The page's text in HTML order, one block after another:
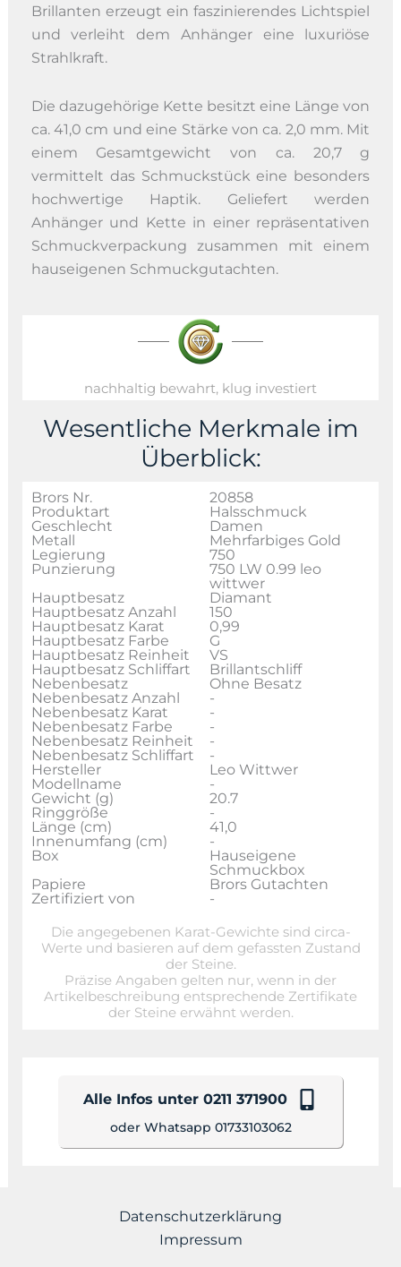
Brillanten erzeugt ein faszinierendes Lichtspiel
und verleiht dem Anhänger eine luxuriöse
Strahlkraft.
Die dazugehörige Kette besitzt eine Länge von
ca. 41,0 cm und eine Stärke von ca. 2,0 mm. Mit
einem Gesamtgewicht von ca. 20,7 g
vermittelt das Schmuckstück eine besonders
hochwertige Haptik. Geliefert werden
Anhänger und Kette in einer repräsentativen
Schmuckverpackung zusammen mit einem
hauseigenen Schmuckgutachten.
nachhaltig bewahrt, klug investiert
Wesentliche Merkmale im
Überblick:
Brors Nr.
20858
Produktart
Halsschmuck
Geschlecht
Damen
Metall
Mehrfarbiges Gold
Legierung
750
Punzierung
750 LW 0.99 leo
wittwer
Hauptbesatz
Diamant
Hauptbesatz Anzahl
150
Hauptbesatz Karat
0,99
Hauptbesatz Farbe
G
Hauptbesatz Reinheit
VS
Hauptbesatz Schliffart
Brillantschliff
Nebenbesatz
Ohne Besatz
Nebenbesatz Anzahl
-
Nebenbesatz Karat
-
Nebenbesatz Farbe
-
Nebenbesatz Reinheit
-
Nebenbesatz Schliffart
-
Hersteller
Leo Wittwer
Modellname
-
Gewicht (g)
20.7
Ringgröße
-
Länge (cm)
41,0
Innenumfang (cm)
-
Box
Hauseigene
Schmuckbox
Papiere
Brors Gutachten
Zertifiziert von
-
Die angegebenen Karat-Gewichte sind circa-
Werte und basieren auf dem gefassten Zustand
der Steine.
Präzise Angaben gelten nur, wenn in der
Artikelbeschreibung entsprechende Zertifikate
der Steine erwähnt werden.
Alle Infos unter 0211 371900
oder Whatsapp 01733103062
Datenschutzerklärung
Impressum